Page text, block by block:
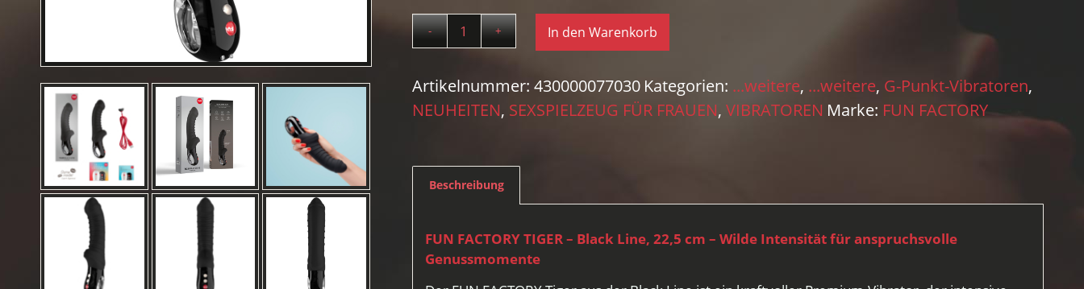
In den Warenkorb
Artikelnummer: 430000077030 Kategorien: ...weitere, ...weitere, G-Punkt-Vibratoren,
NEUHEITEN, SEXSPIELZEUG FÜR FRAUEN, VIBRATOREN Marke: FUN FACTORY
Beschreibung
FUN FACTORY TIGER – Black Line, 22,5 cm – Wilde Intensität für anspruchsvolle
Genussmomente